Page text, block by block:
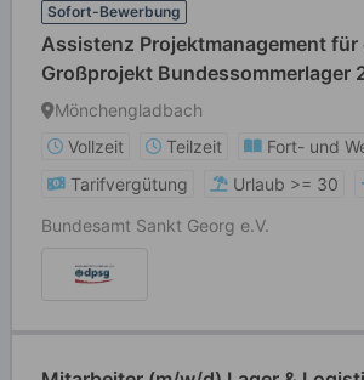
Sofort-Bewerbung
Assistenz Projektmanagement für
Großprojekt Bundessommerlager
Mönchengladbach
Vollzeit
Teilzeit
Fort- und
Tarifvergütung
Urlaub >= 30
Bundesamt Sankt Georg e.V.